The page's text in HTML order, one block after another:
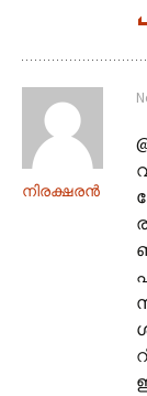
നിരക്ഷരൻ